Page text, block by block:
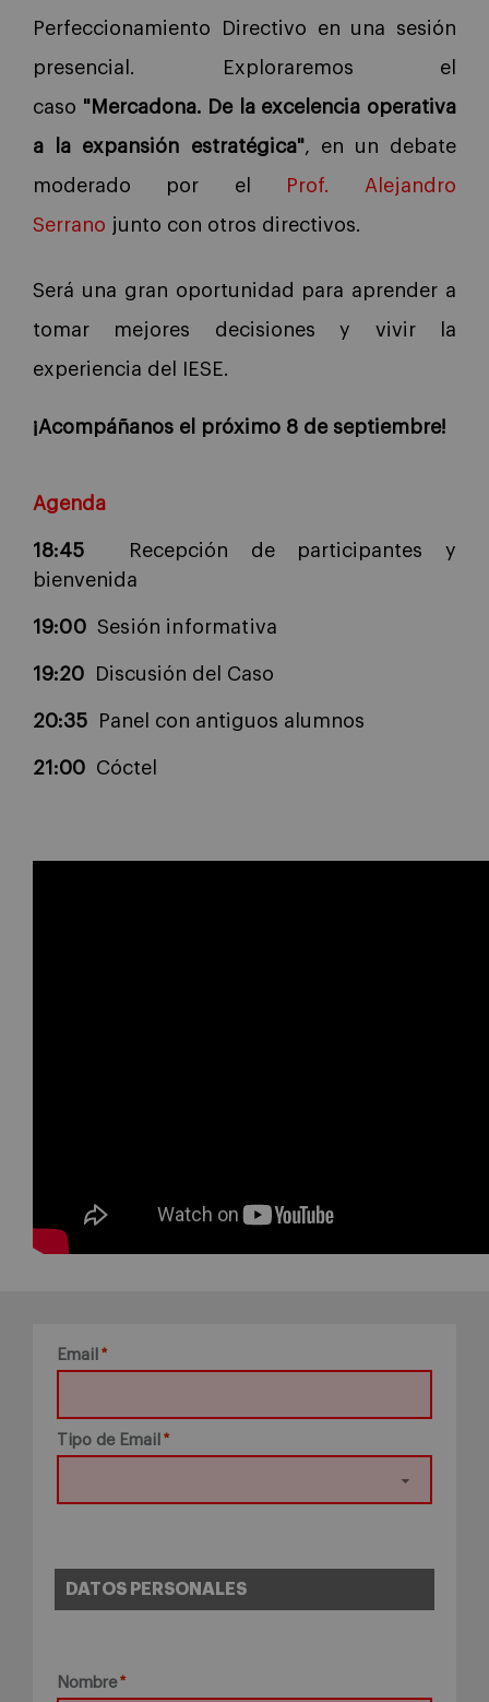
Perfeccionamiento Directivo en una sesión
presencial. Exploraremos el
caso "Mercadona. De la excelencia operativa
a la expansión estratégica", en un debate
moderado por el
Prof. Alejandro
Serrano junto con otros directivos.
Será una gran oportunidad para aprender a
tomar mejores decisiones y vivir la
experiencia del IESE.
¡Acompáñanos el próximo 8 de septiembre!
Agenda
18:45
Recepción de participantes y
bienvenida
19:00 Sesión informativa
19:20 Discusión del Caso
20:35 Panel con antiguos alumnos
21:00 Cóctel
Email
Tipo de Email
DATOS PERSONALES
Nombre